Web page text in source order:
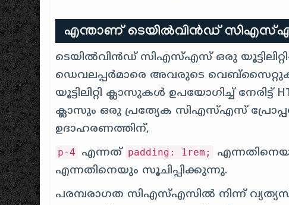
എന്താണ് ടെയിൽ‌വിൻഡ്
ടെയിൽ‌വിൻഡ് സി‌എസ്‌എസ് ഒരു
ഡെവലപ്പർമാരെ അവരുടെ
യൂട്ടിലിറ്റി ക്ലാസുകൾ ഉപയോഗിച്ച്
ക്ലാസും ഒരു പ്രത്യേക സി‌എസ്‌എസ്
ഉദാഹരണത്തിന്,
p-4 എന്നത് padding: 1rem;
എന്നതിനെയും സൂചിപ്പിക്കുന്നു.
പരമ്പരാഗത സി‌എസ്‌എസിൽ നിന്ന്